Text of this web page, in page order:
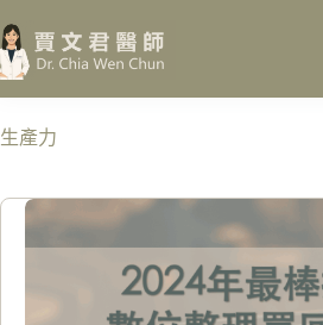
至
主
要
內
生產力